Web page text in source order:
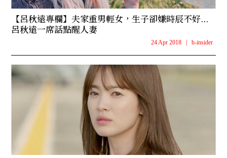
【呂秋遠專欄】夫家重男輕女，生子卻嫌時辰不好...
呂秋遠一席話點醒人妻
24 Apr 2018 b-insider